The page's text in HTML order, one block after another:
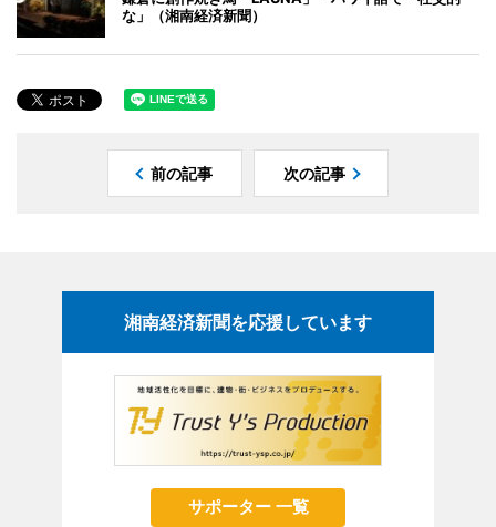
な」（湘南経済新聞）
前の記事 次の記事
湘南経済新聞を応援しています
サポーター 一覧